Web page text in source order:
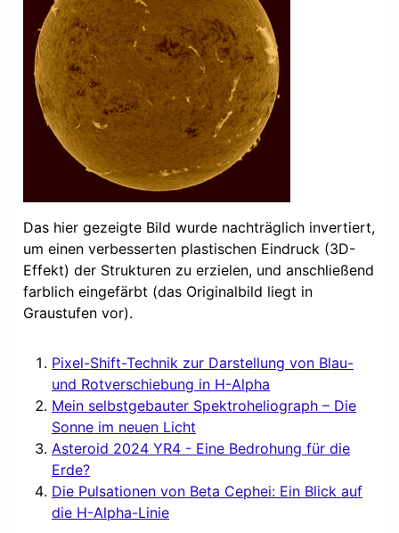
Das hier gezeigte Bild wurde nachträglich invertiert,
um einen verbesserten plastischen Eindruck (3D-
Effekt) der Strukturen zu erzielen, und anschließend
farblich eingefärbt (das Originalbild liegt in
Graustufen vor).
Pixel-Shift-Technik zur Darstellung von Blau-
und Rotverschiebung in H-Alpha
Mein selbstgebauter Spektroheliograph – Die
Sonne im neuen Licht
Asteroid 2024 YR4 - Eine Bedrohung für die
Erde?
Die Pulsationen von Beta Cephei: Ein Blick auf
die H-Alpha-Linie